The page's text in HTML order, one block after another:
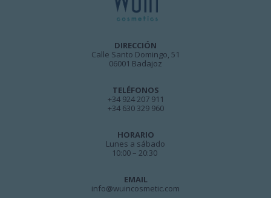
DIRECCIÓN
Calle Santo Domingo, 51
06001 Badajoz
TELÉFONOS
+34 924 207 911
+34 630 329 960
HORARIO
Lunes a sábado
10:00 – 20:30
EMAIL
info@wuincosmetic.com